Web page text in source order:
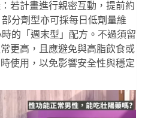
若計畫進行親密互動，提前約
分劑型亦可採每日低劑量維
的「週末型」配方。不過須留
更高，且應避免與高脂飲食或
使用，以免影響安全性與穩定